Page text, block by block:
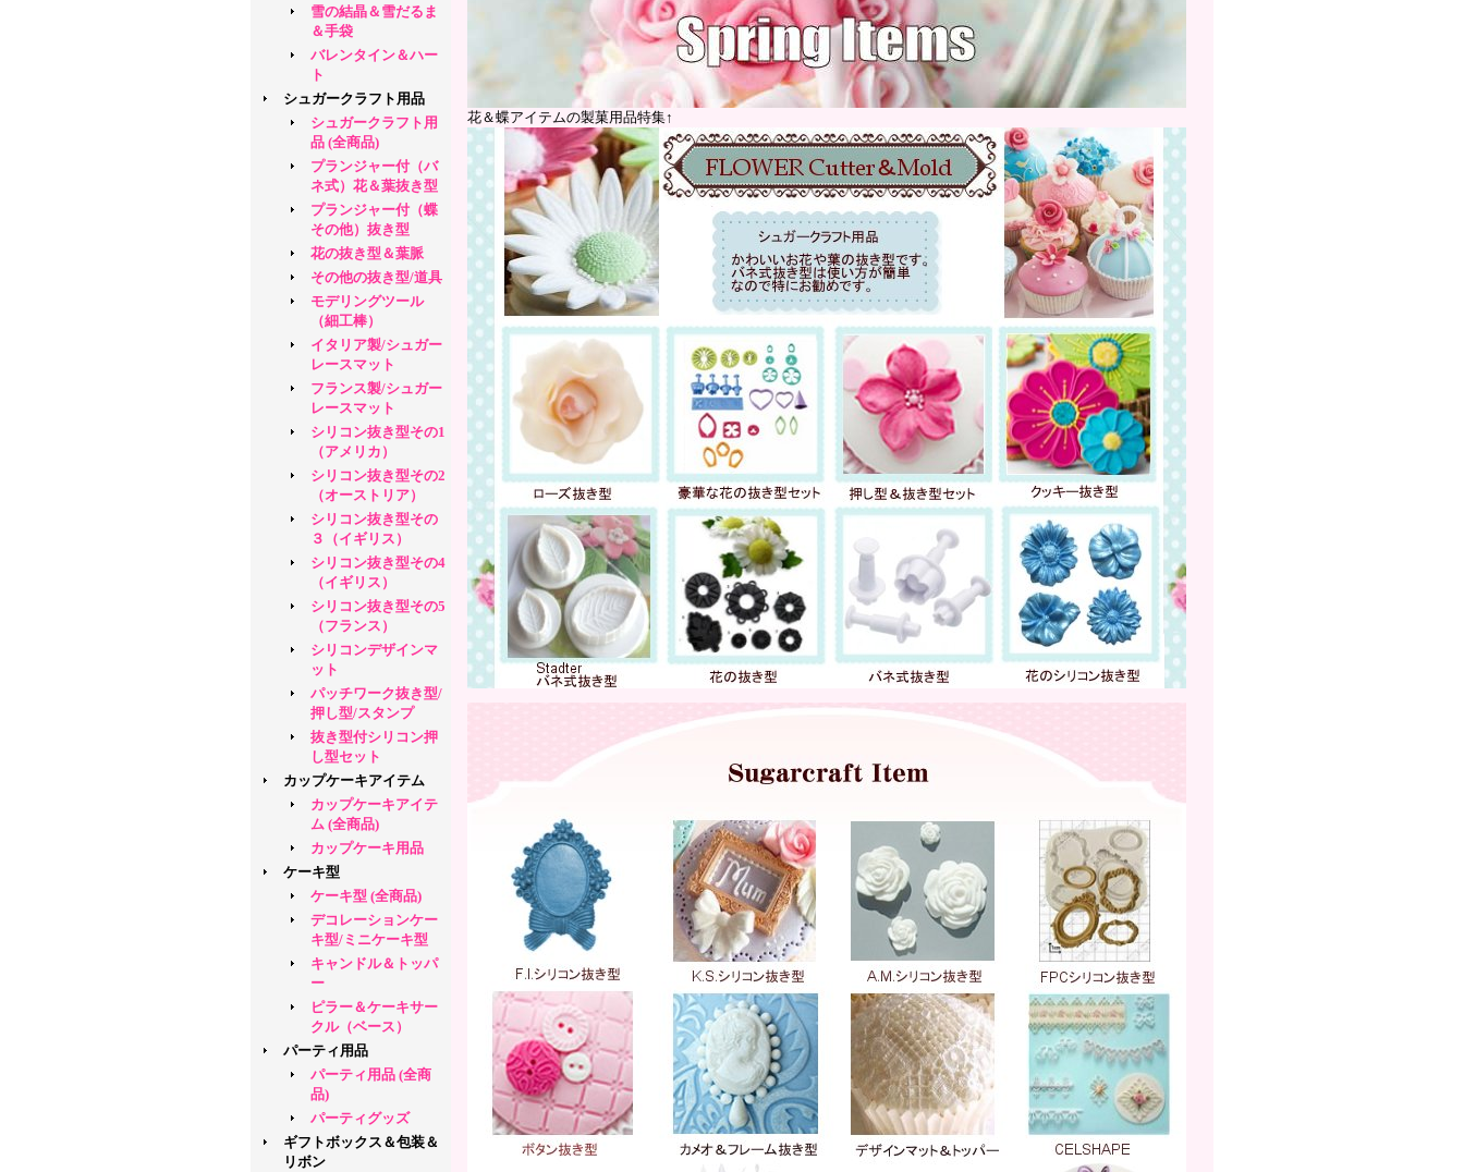
雪の結晶＆雪だるま
＆手袋
バレンタイン＆ハー
ト
シュガークラフト用品
シュガークラフト用
品 (全商品)
プランジャー付（バ
ネ式）花＆葉抜き型
プランジャー付（蝶
その他）抜き型
花の抜き型＆葉脈
その他の抜き型/道具
モデリングツール
（細工棒）
イタリア製/シュガー
レースマット
フランス製/シュガー
レースマット
シリコン抜き型その1
（アメリカ）
シリコン抜き型その2
（オーストリア）
シリコン抜き型その
３（イギリス）
シリコン抜き型その4
（イギリス）
シリコン抜き型その5
（フランス）
シリコンデザインマ
ット
パッチワーク抜き型/
押し型/スタンプ
抜き型付シリコン押
し型セット
カップケーキアイテム
カップケーキアイテ
ム (全商品)
カップケーキ用品
ケーキ型
ケーキ型 (全商品)
デコレーションケー
キ型/ミニケーキ型
キャンドル＆トッパ
ー
ピラー＆ケーキサー
クル（ベース）
パーティ用品
パーティ用品 (全商
品)
パーティグッズ
ギフトボックス＆包装＆
リボン
花＆蝶アイテムの製菓用品特集↑